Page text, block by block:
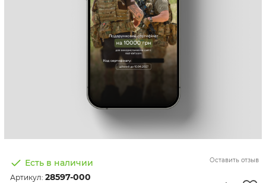
Есть в наличии
Артикул: 28597-000
Оставить отзыв